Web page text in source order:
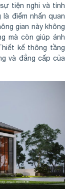
tiện nghi và tính
điểm nhấn quan
gian này không
mà còn giúp ánh
kế thông tầng
và đẳng cấp của